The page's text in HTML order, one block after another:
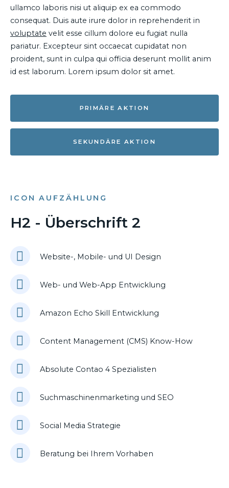
ullamco laboris nisi ut aliquip ex ea commodo
consequat. Duis aute irure dolor in reprehenderit in
voluptate velit esse cillum dolore eu fugiat nulla
pariatur. Excepteur sint occaecat cupidatat non
proident, sunt in culpa qui officia deserunt mollit anim
id est laborum. Lorem ipsum dolor sit amet.
PRIMÄRE AKTION
SEKUNDÄRE AKTION
ICON AUFZÄHLUNG
H2 - Überschrift 2
Website-, Mobile- und UI Design
Web- und Web-App Entwicklung
Amazon Echo Skill Entwicklung
Content Management (CMS) Know-How
Absolute Contao 4 Spezialisten
Suchmaschinenmarketing und SEO
Social Media Strategie
Beratung bei Ihrem Vorhaben